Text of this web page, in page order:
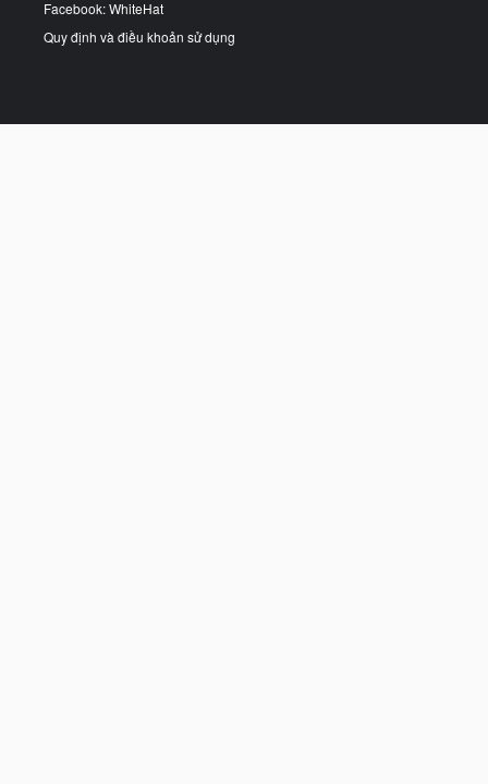
Facebook: WhiteHat
Quy định và điều khoản sử dụng